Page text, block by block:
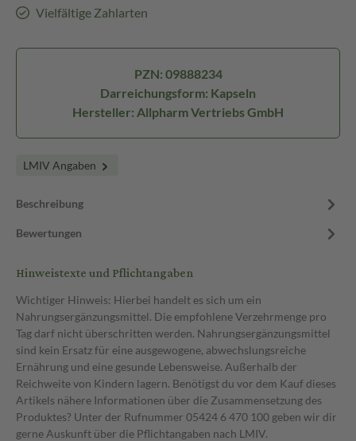
Vielfältige Zahlarten
PZN: 09888234
Darreichungsform: Kapseln
Hersteller: Allpharm Vertriebs GmbH
LMIV Angaben
Beschreibung
Bewertungen
Hinweistexte und Pflichtangaben
Wichtiger Hinweis: Hierbei handelt es sich um ein
Nahrungsergänzungsmittel. Die empfohlene Verzehrmenge pro
Tag darf nicht überschritten werden. Nahrungsergänzungsmittel
sind kein Ersatz für eine ausgewogene, abwechslungsreiche
Ernährung und eine gesunde Lebensweise. Außerhalb der
Reichweite von Kindern lagern. Benötigst du vor dem Kauf dieses
Artikels nähere Informationen über die Zusammensetzung des
Produktes? Unter der Rufnummer 05424 6 470 100 geben wir dir
gerne Auskunft über die Pflichtangaben nach LMIV.